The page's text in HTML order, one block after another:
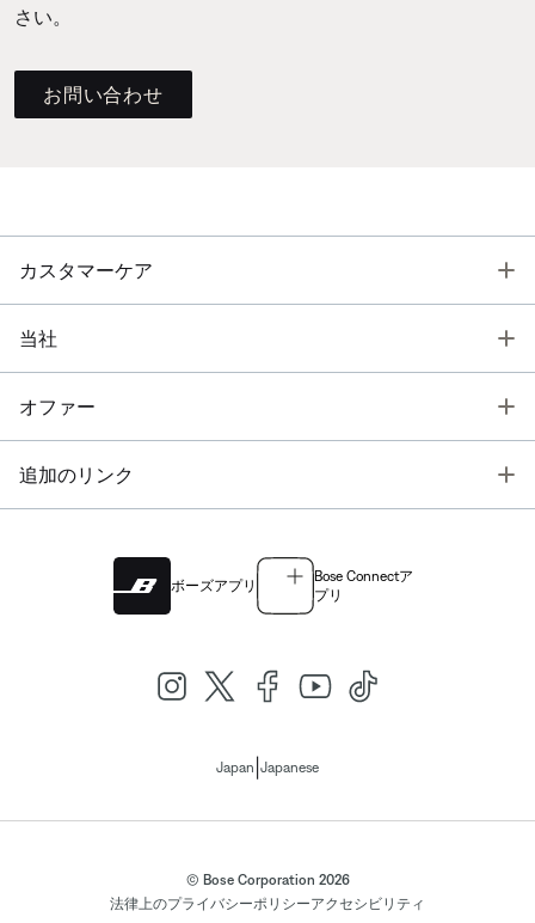
さい。
お問い合わせ
カスタマーケア
当社
オファー
追加のリンク
ボーズアプリ
Bose Connectア
プリ
Japan Japanese
© Bose Corporation 2026
法律上のプライバシーポリシーアクセシビリティ